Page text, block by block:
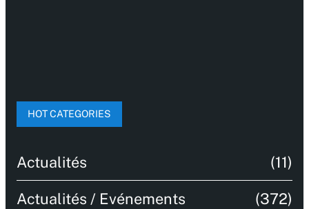
HOT CATEGORIES
Actualités (11)
Actualités / Evénements (372)